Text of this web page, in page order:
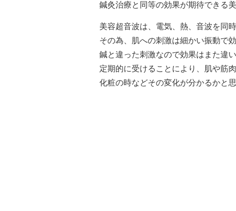
鍼灸治療と同等の効果が期待できる
美容超音波は、電気、熱、音波を同
その為、肌への刺激は細かい振動で
鍼と違った刺激なので効果はまた違い
定期的に受けることにより、肌や筋
化粧の時などその変化が分かるかと思